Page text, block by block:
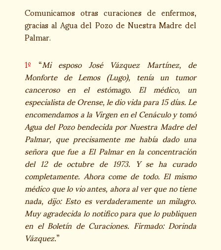
Comunicamos otras curaciones de enfermos,
gracias al Agua del Pozo de Nuestra Madre del
Palmar.
1º “Mi esposo José Vázquez Martínez, de
Monforte de Lemos (Lugo), tenía un tumor
canceroso en el estómago. El médico, un
especialista de Orense, le dio vida para 15 días. Le
encomendamos a la Virgen en el Cenáculo y tomó
Agua del Pozo bendecida por Nuestra Madre del
Palmar, que precisamente me había dado una
señora que fue a El Palmar en la concentración
del 12 de octubre de 1973. Y se ha curado
completamente. Ahora come de todo. El mismo
médico que lo vio antes, ahora al ver que no tiene
nada, dijo: Esto es verdaderamente un milagro.
Muy agradecida lo notifico para que lo publiquen
en el Boletín de Curaciones. Firmado: Dorinda
Vázquez.”